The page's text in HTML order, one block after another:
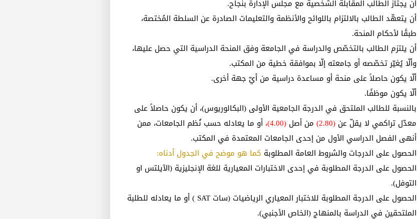
أن يجتاز الطالب المقابلة الشخصية مع مجلس الإدارة بنجاح.
أن يتعهّد الطالب بالالتزام باللوائح والأنظمة والتعليمات الصادرة عن السلطة المُختصة،
طبقًا لأحكام المنحة.
أن يلتزم الطالب بالتخصّص والدراسة في الجامعة وفق المنحة الدراسية التي حصل عليها،
وألّا يُغيّر تخصّصه أو جامعته إلّا بموافقة خطية من المكتب.
ألّا يكون حاصلاً على منحة أو مساعدة دراسية من أيّ جهة أخرى.
ألّا يكون موظفًا.
بالنسبة للطالب الملتحق في الدرجة الجامعية الأولى (البكالوريوس)، أن يكون حاصلاً على
معدّل تراكمي لا يقلّ عن (2.80) من أصل (4.00)،
أو ما يعادله حسب نُظم الجامعات، ممن
أنهى الفصل الدراسي الأول من إحدى الجامعات المعتمدة في المكتب.
الحصول على الدرجات والشروط العامة المطلوبة كما هو موضح في الجدول أدناه:
الحصول على الدرجة المطلوبة في إحدى الاختبارات المعيارية للغة الإنجليزية (الآيلتس او
التوفل).
الحصول على الدرجة المطلوبة للاختبار المعياري الرياضيات (سات SAT ) أو ما يعادله للطلبة
الملتحقين في الدراسة بالمنهاج (الخاص الأجنبي).